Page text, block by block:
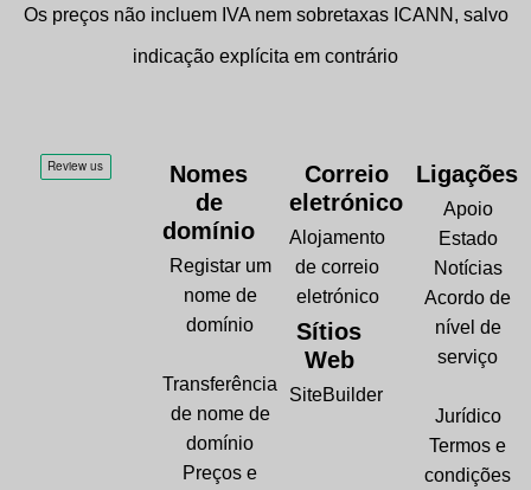
Os preços não incluem IVA nem sobretaxas ICANN, salvo
indicação explícita em contrário
Nomes
de
domínio
Registar um
nome de
domínio
Transferência
de nome de
domínio
Preços e
Correio
eletrónico
Alojamento
de correio
eletrónico
Sítios
Web
SiteBuilder
Ligações
Apoio
Estado
Notícias
Acordo de
nível de
serviço
Jurídico
Termos e
condições